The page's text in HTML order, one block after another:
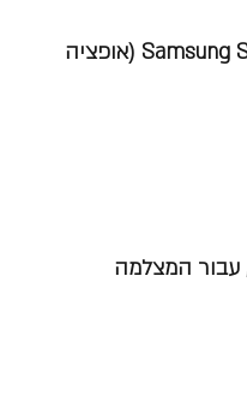
תמיכה במתקן צמוד קיר Samsung Slim Fit (אופציה